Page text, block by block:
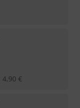
4,90 €